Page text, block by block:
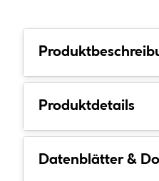
Produktdetails
Datenblätter &